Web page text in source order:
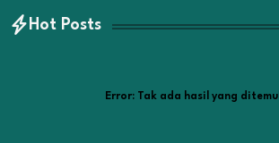
Hot Posts
Error:Tak ada hasil yang